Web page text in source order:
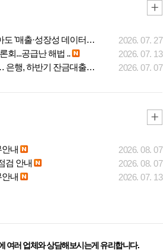
소상공인 신용점수 낮아도 '매출·성장성 데이터..
2026. 07. 27
회...공급난 해법 ..
2026. 07. 13
아파트 입주 문제없나… 은행, 하반기 잔금대출..
2026. 07. 07
내
2026. 08. 07
검 안내
2026. 08. 07
내
2026. 07. 13
여러 업체와 상담해보시는게 유리합니다.